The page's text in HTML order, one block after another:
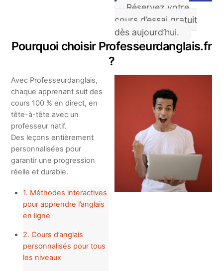
Réservez votre
cours d’essai gratuit
dès aujourd’hui.
Pourquoi choisir Professeurdanglais.fr
?
Avec Professeurdanglais,
chaque apprenant suit des
cours 100 % en direct, en
tête-à-tête avec un
professeur natif.
Des leçons entièrement
personnalisées pour
garantir une progression
réelle et durable.
1. Méthodes interactives
pour apprendre l’anglais
en ligne
2. Cours d’anglais
personnalisés pour tous
les niveaux